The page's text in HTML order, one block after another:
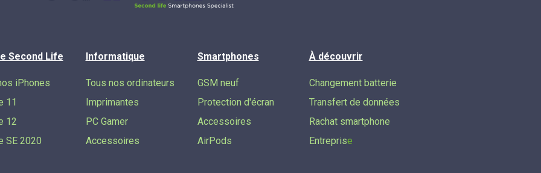
Informatique
Tous nos ordinateurs
Imprimantes
PC Gamer
Accessoires
Smartphones
GSM neuf
Protection d'écran
Accessoires
AirPods
À découvrir
Changement batterie
Transfert de données​
Rachat smartphone
Entreprise
Second Life
iPhones
11
12
SE 2020